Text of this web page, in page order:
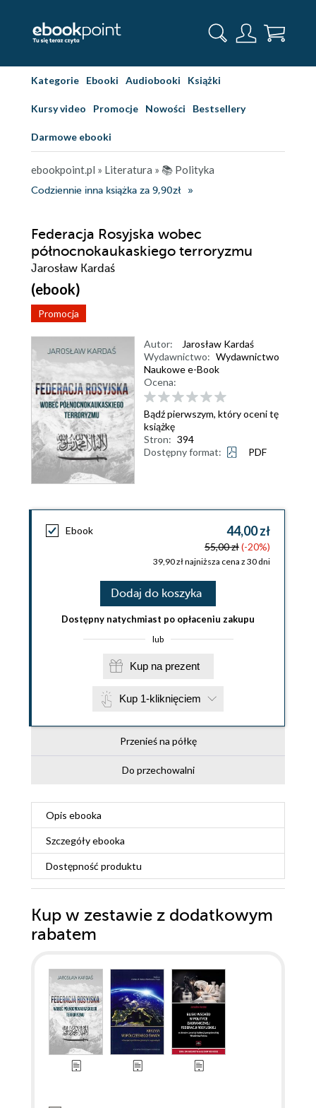
Kategorie Ebooki Audiobooki Książki
Kursy video Promocje Nowości Bestsellery
Darmowe ebooki
ebookpoint.pl » Literatura » 📚 Polityka
Codziennie inna książka za 9,90zł
Federacja Rosyjska wobec
północnokaukaskiego terroryzmu
Jarosław Kardaś
(ebook)
Promocja
Autor:
Jarosław Kardaś
Wydawnictwo: Wydawnictwo
Naukowe e-Book
Ocena:
Bądź pierwszym, który oceni tę
książkę
Stron: 394
Dostępny format:
PDF
Ebook 44,00 zł
55,00 zł(-20%)
39,90 zł najniższa cena z 30 dni
Dodaj do koszyka
Dostępny natychmiast po opłaceniu zakupu
lub
Kup na prezent
Kup 1-kliknięciem
Przenieś na półkę
Do przechowalni
Opis ebooka
Szczegółyebooka
Dostępność produktu
Kup w zestawie z dodatkowym
rabatem